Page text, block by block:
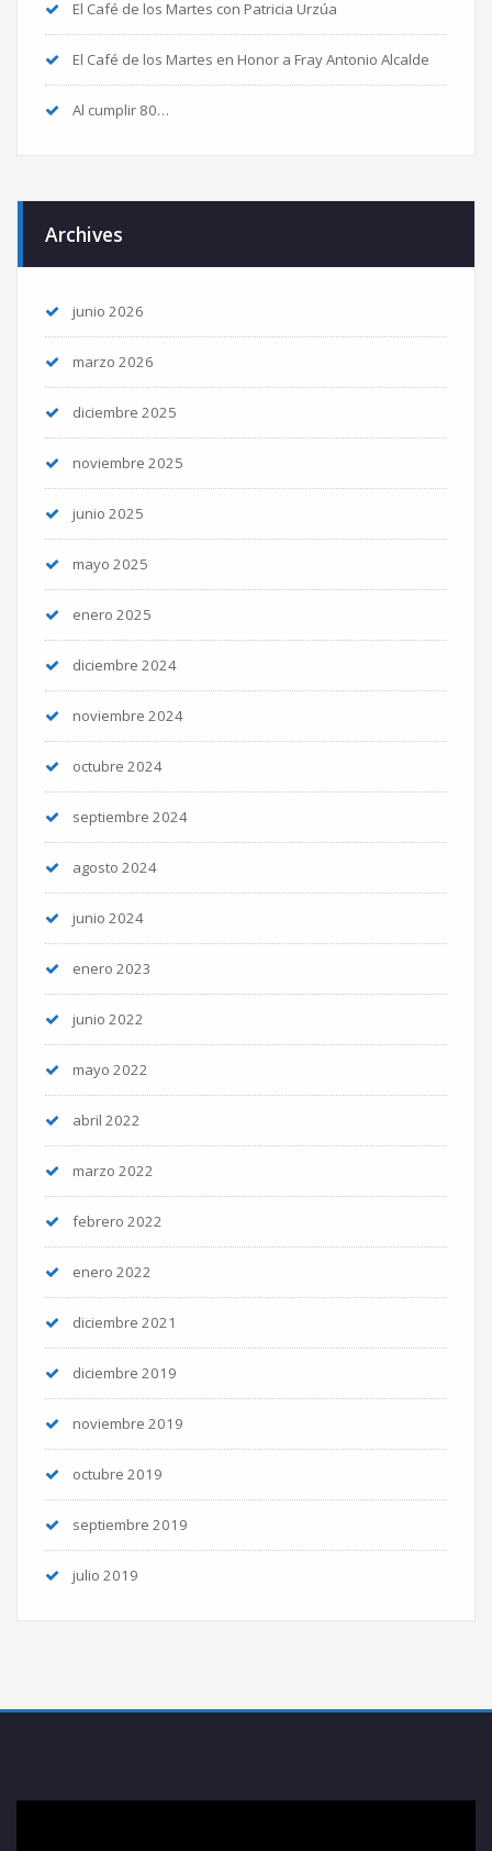
El Café de los Martes con Patricia Urzúa
El Café de los Martes en Honor a Fray Antonio Alcalde
Al cumplir 80…
Archives
junio 2026
marzo 2026
diciembre 2025
noviembre 2025
junio 2025
mayo 2025
enero 2025
diciembre 2024
noviembre 2024
octubre 2024
septiembre 2024
agosto 2024
junio 2024
enero 2023
junio 2022
mayo 2022
abril 2022
marzo 2022
febrero 2022
enero 2022
diciembre 2021
diciembre 2019
noviembre 2019
octubre 2019
septiembre 2019
julio 2019